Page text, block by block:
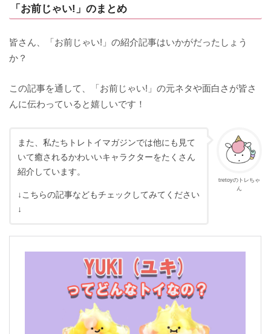
「お前じゃい!」のまとめ
皆さん、「お前じゃい!」の紹介記事はいかがだったしょう
か？
この記事を通して、「お前じゃい!」の元ネタや面白さが皆さ
んに伝わっていると嬉しいです！
tretoyのトレちゃ
ん
また、私たちトレトイマガジンでは他にも見て
いて癒されるかわいいキャラクターをたくさん
紹介しています。
↓こちらの記事などもチェックしてみてください
↓